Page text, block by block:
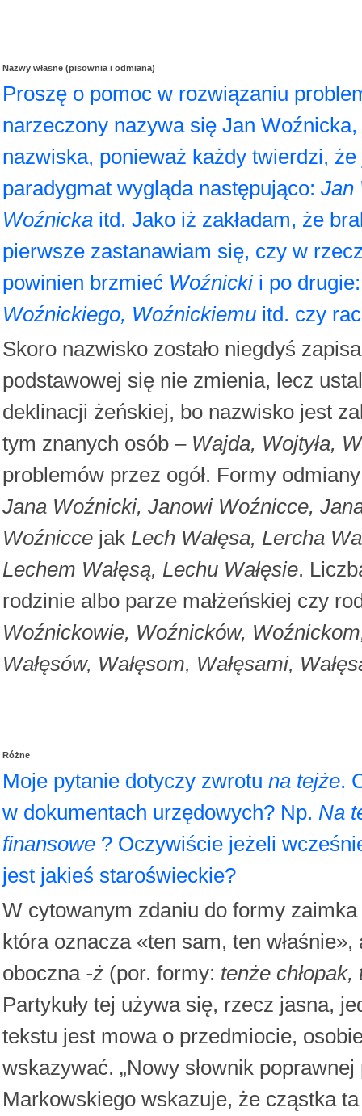
Nazwy własne (pisownia i odmiana)
Proszę o pomoc w rozwiązaniu
narzeczony nazywa się Jan
nazwiska, ponieważ każdy twierdzi,
paradygmat wygląda następująco: Jan
Woźnicka itd. Jako iż zakładam, że
pierwsze zastanawiam się, czy w
powinien brzmieć Woźnickii po
Woźnickiego, Woźnickiemu itd. czy
Skoro nazwisko zostało niegdyś
podstawowej się nie zmienia, lecz
deklinacji żeńskiej, bo nazwisko jest
tym znanych osób – Wajda, Wojtyła,
problemów przez ogół. Formy
Jana Woźnicki, Janowi Woźnicce,
Woźnicce jak Lech Wałęsa, Lercha
Lechem Wałęsą, Lechu Wałęsie.
rodzinie albo parze małżeńskiej czy
Woźnickowie, Woźnicków,
Wałęsów, Wałęsom, Wałęsami,
Różne
Moje pytanie dotyczy zwrotu na tejże.
w dokumentach urzędowych? Np. Na
finansowe ? Oczywiście jeżeli
jest jakieś staroświeckie?
W cytowanym zdaniu do formy
która oznacza «ten sam, ten
oboczna -ż (por. formy: tenże
Partykuły tej używa się, rzecz jasna,
tekstu jest mowa o przedmiocie,
wskazywać. „Nowy słownik
Markowskiego wskazuje, że cząstka